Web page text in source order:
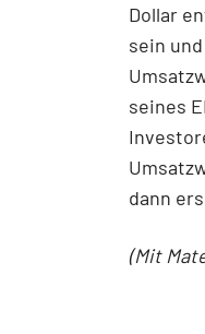
Dollar
sein
seines
dann
(Mit